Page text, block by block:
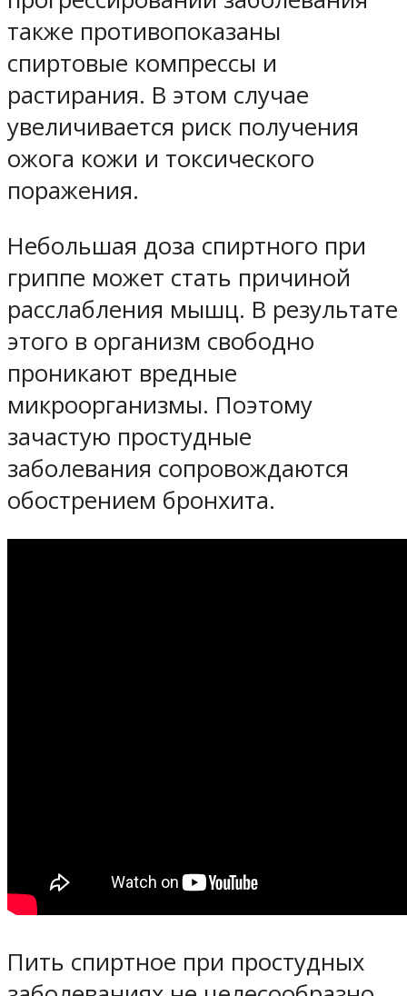
также противопоказаны
спиртовые компрессы и
растирания. В этом случае
увеличивается риск получения
ожога кожи и токсического
поражения.
Небольшая доза спиртного при
гриппе может стать причиной
расслабления мышц. В результате
этого в организм свободно
проникают вредные
микроорганизмы. Поэтому
зачастую простудные
заболевания сопровождаются
обострением бронхита.
Пить спиртное при простудных